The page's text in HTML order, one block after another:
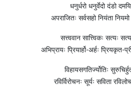
धनुर्धरो धनुर्वेदो दंडो
अपराजितः सर्वसहो नियंता
सत्त्ववान सात्त्विकः सत्यः
अभिप्रायः प्रियार्हो-अर्हः प्रियकृत-
विहायसगतिर्ज्योतिः
रविर्विरोचनः सूर्यः सविता